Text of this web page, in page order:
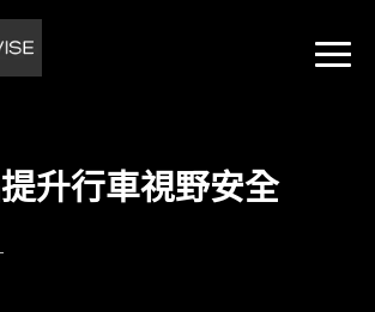
升行車視野安全